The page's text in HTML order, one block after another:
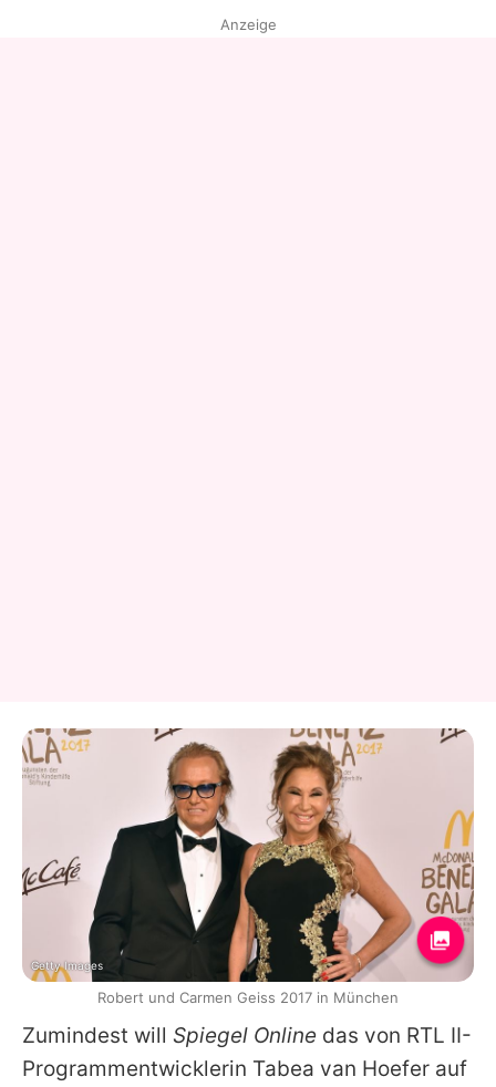
Zumindest will Spiegel Online das von RTL II-
Programmentwicklerin Tabea van Hoefer auf
Anzeige
Getty Images
Robert und Carmen Geiss 2017 in München